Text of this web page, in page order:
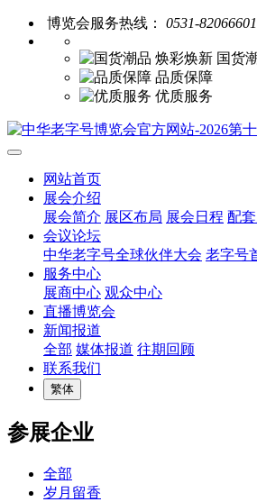
博览会服务热线： 0531-82066601
国货
品质保障
优质服务
网站首页
展会介绍
展会简介 展区布局 展会日程 配
会议论坛
中华老字号全球伙伴大会 老字号
服务中心
展商中心 观众中心
直播博览会
新闻报道
全部 媒体报道 往期回顾
联系我们
繁体
参展企业
全部
岁月留香